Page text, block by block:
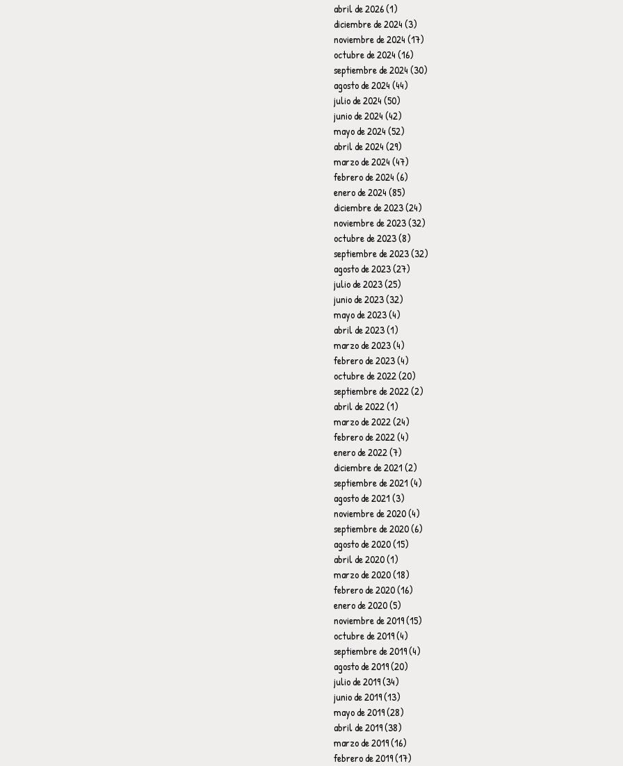
abril de 2026(1)
diciembre de 2024(3)
noviembre de 2024(17)
octubre de 2024(16)
septiembre de 2024(30)
agosto de 2024(44)
julio de 2024(50)
junio de 2024(42)
mayo de 2024(52)
abril de 2024(29)
marzo de 2024(47)
febrero de 2024(6)
enero de 2024(85)
diciembre de 2023(24)
noviembre de 2023(32)
octubre de 2023(8)
septiembre de 2023(32)
agosto de 2023(27)
julio de 2023(25)
junio de 2023(32)
mayo de 2023(4)
abril de 2023(1)
marzo de 2023(4)
febrero de 2023(4)
octubre de 2022(20)
septiembre de 2022(2)
abril de 2022(1)
marzo de 2022(24)
febrero de 2022(4)
enero de 2022(7)
diciembre de 2021(2)
septiembre de 2021(4)
agosto de 2021(3)
noviembre de 2020(4)
septiembre de 2020(6)
agosto de 2020(15)
abril de 2020(1)
marzo de 2020(18)
febrero de 2020(16)
enero de 2020(5)
noviembre de 2019(15)
octubre de 2019(4)
septiembre de 2019(4)
agosto de 2019(20)
julio de 2019(34)
junio de 2019(13)
mayo de 2019(28)
abril de 2019(38)
marzo de 2019(16)
febrero de 2019(17)